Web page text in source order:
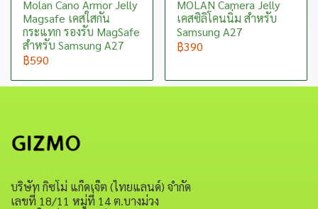
Molan Cano Armor Jelly
Magsafe เคสใสกัน
กระแทก รองรับ MagSafe
สำหรับ Samsung A27
฿590
MOLAN Camera Jelly
เคสซิลิโคนนิ่ม สำหรับ
Samsung A27
฿390
บริษัท กิซโม่ แก็ดเจ็ต (ไทยแลนด์) จำกัด
เลขที่ 18/11 หมู่ที่ 14 ต.บางม่วง